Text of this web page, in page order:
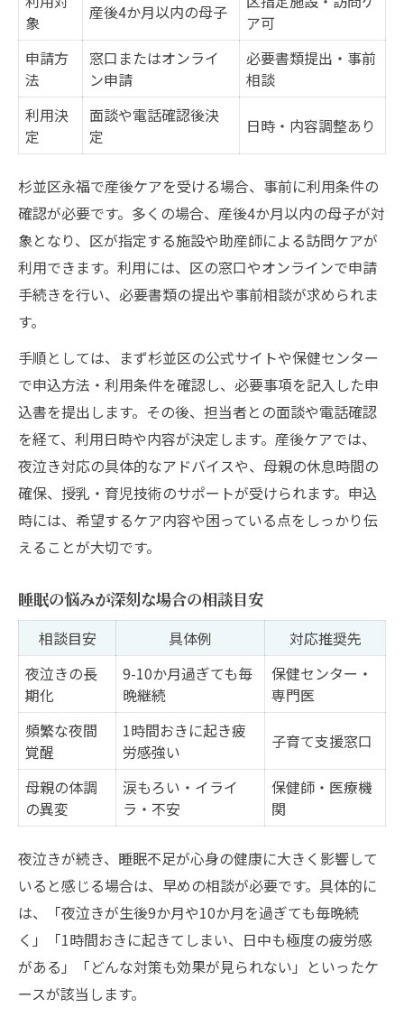
象
産後4か月以内の母子
ア可
申請方
法
窓口またはオンライ
ン申請
必要書類提出・事前
相談
利用決
定
面談や電話確認後決
定
日時・内容調整あり
杉並区永福で産後ケアを受ける場合、事前に利用条件の
確認が必要です。多くの場合、産後4か月以内の母子が対
象となり、区が指定する施設や助産師による訪問ケアが
利用できます。利用には、区の窓口やオンラインで申請
手続きを行い、必要書類の提出や事前相談が求められま
す。
手順としては、まず杉並区の公式サイトや保健センター
で申込方法・利用条件を確認し、必要事項を記入した申
込書を提出します。その後、担当者との面談や電話確認
を経て、利用日時や内容が決定します。産後ケアでは、
夜泣き対応の具体的なアドバイスや、母親の休息時間の
確保、授乳・育児技術のサポートが受けられます。申込
時には、希望するケア内容や困っている点をしっかり伝
えることが大切です。
睡眠の悩みが深刻な場合の相談目安
相談目安 具体例
対応推奨先
夜泣きの長
期化
9-10か月過ぎても毎
晩継続
保健センター・
専門医
頻繁な夜間
覚醒
1時間おきに起き疲
労感強い
子育て支援窓口
母親の体調
の異変
涙もろい・イライ
ラ・不安
保健師・医療機
関
夜泣きが続き、睡眠不足が心身の健康に大きく影響して
いると感じる場合は、早めの相談が必要です。具体的に
は、「夜泣きが生後9か月や10か月を過ぎても毎晩続
く」「1時間おきに起きてしまい、日中も極度の疲労感
がある」「どんな対策も効果が見られない」といったケ
ースが該当します。